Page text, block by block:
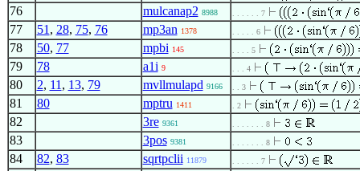
76 mulcanap2 8988 . . . . . . 7
77 51 , 28, 75, 76 mp3an 1378 . . . . . 6
78 50, 77 mpbi 145 . . . . 5
79 78 a1i 9 . . . 4
80 2, 11 , 13, 79 mvllmulapd 9166 . . 3
81 80 mptru 1411 . 2
82 3re 9361 . . . . . . . 8
83 3pos 9381 . . . . . . . 8
84 82, 83 sqrtpclii 11879 . . . . . . 7